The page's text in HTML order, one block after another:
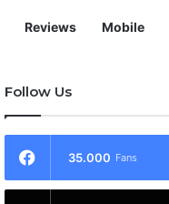
Reviews Mobile
Follow Us
35.000 Fans